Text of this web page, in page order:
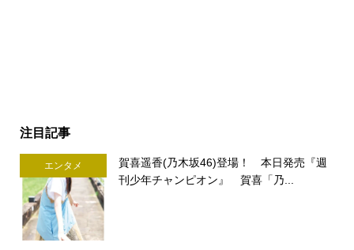
注目記事
エンタメ
賀喜遥香(乃木坂46)登場！ 本日発売『週
刊少年チャンピオン』 賀喜「乃...